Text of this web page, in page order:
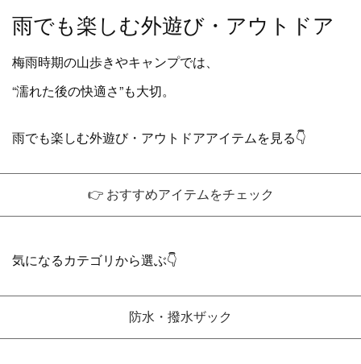
雨でも楽しむ外遊び・アウトドア
梅雨時期の山歩きやキャンプでは、
“濡れた後の快適さ”も大切。
雨でも楽しむ外遊び・アウトドアアイテムを見る👇
👉 おすすめアイテムをチェック
気になるカテゴリから選ぶ👇
防水・撥水ザック